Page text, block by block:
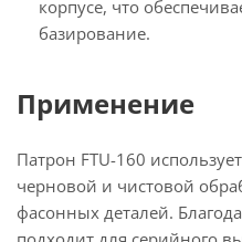
корпусе, что
базирование.
Применение
Патрон FTU-160
черновой и чистовой
фасонных деталей.